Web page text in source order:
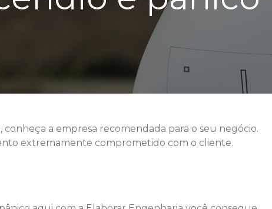
, conheça a empresa recomendada para o seu negócio.
extremamente comprometido com o cliente.